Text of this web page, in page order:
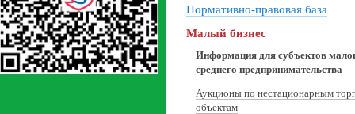
Нормативно-правовая база
Малый бизнес
Информация для субъектов
среднего предпринимательства
Аукционы по нестационарным
объектам